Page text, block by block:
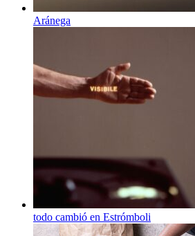
Aránega
todo cambió en Estrómboli